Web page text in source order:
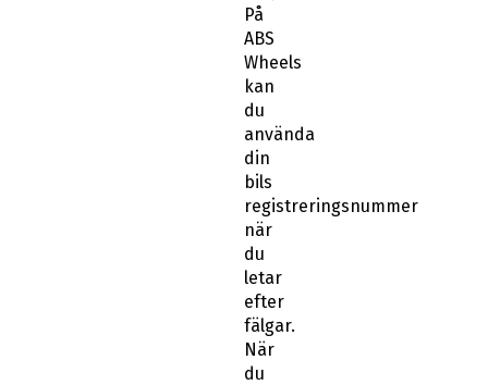
På
ABS
Wheels
kan
du
använda
din
bils
registreringsnummer
när
du
letar
efter
fälgar.
När
du